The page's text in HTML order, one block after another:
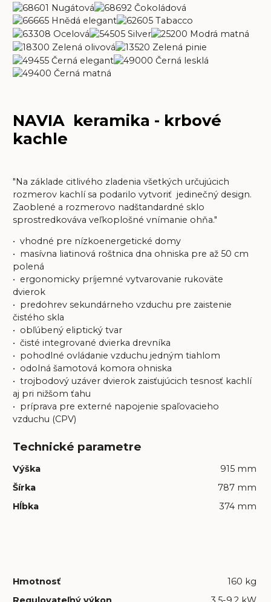
NAVIA keramika - krbové
kachle
"Na základe citlivého zladenia všetkých určujúcich
rozmerov kachlí sa podarilo vytvoriť jedinečný design.
Zaoblené a rozmerovo nadštandardné sklo
sprostredkováva veľkoplošné vnímanie ohňa."
• vhodné pre nízkoenergetické domy
• masívna liatinová roštnica dna ohniska pre až 50 cm
polená
• ergonomicky príjemné vytvarovanie rukoväte
dvierok
• predohrev sekundárneho vzduchu pre zaistenie
čistého skla
• obľúbený eliptický tvar
• čisté integrované dvierka drevníka
• pohodlné ovládanie vzduchu jedným tiahlom
• odolná šamotová komora ohniska
• trojbodový uzáver dvierok zaisťujúcich tesnosť kachlí
aj pri nižšom ťahu
• príprava pre externé napojenie spaľovacieho
vzduchu (CPV)
Technické parametre
Výška
915 mm
Šírka
787 mm
Hĺbka
374 mm
Hmotnosť
160 kg